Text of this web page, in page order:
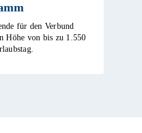
für den Verbund
Höhe von bis zu 1.550